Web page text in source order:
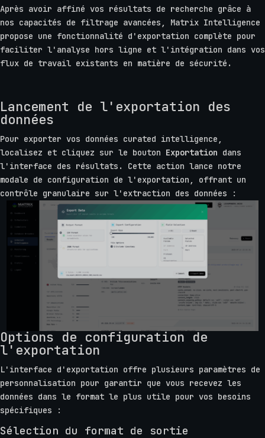
Après avoir affiné vos résultats de recherche grâce à
nos capacités de filtrage avancées, Matrix Intelligence
propose une fonctionnalité d'exportation complète pour
faciliter l'analyse hors ligne et l'intégration dans vos
flux de travail existants en matière de sécurité.
Lancement de l'exportation des
données
Pour exporter vos données curated intelligence,
localisez et cliquez sur le bouton Exportation dans
l'interface des résultats. Cette action lance notre
modale de configuration de l'exportation, offrant un
contrôle granulaire sur l'extraction des données :
Options de configuration de
l'exportation
L'interface d'exportation offre plusieurs paramètres de
personnalisation pour garantir que vous recevez les
données dans le format le plus utile pour vos besoins
spécifiques :
Sélection du format de sortie